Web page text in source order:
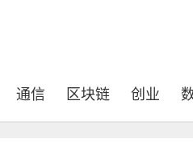
通信 区块链 创业